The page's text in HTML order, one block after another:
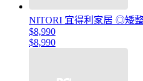
NITORI 宜得利家居 ◎矮
$8,990
$8,990